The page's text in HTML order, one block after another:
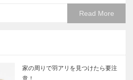
Read More
家の周りで羽アリを見つけたら要注
意！